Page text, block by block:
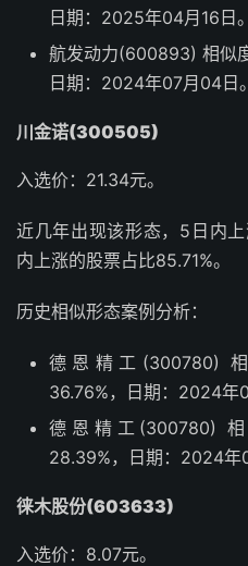
日期：2025年04月16日。
航发动力(600893) 相似
日期：2024年07月04日。
川金诺(300505)
入选价：21.34元。
近几年出现该形态，5日内
内上涨的股票占比85.71%。
历史相似形态案例分析：
德恩精工(300780)
36.76%，日期：2024年
德恩精工(300780)
28.39%，日期：2024年
徕木股份(603633)
入选价：8.07元。